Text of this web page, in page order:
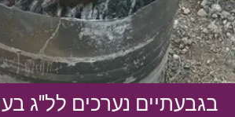
בגבעתיים נערכים לל"ג